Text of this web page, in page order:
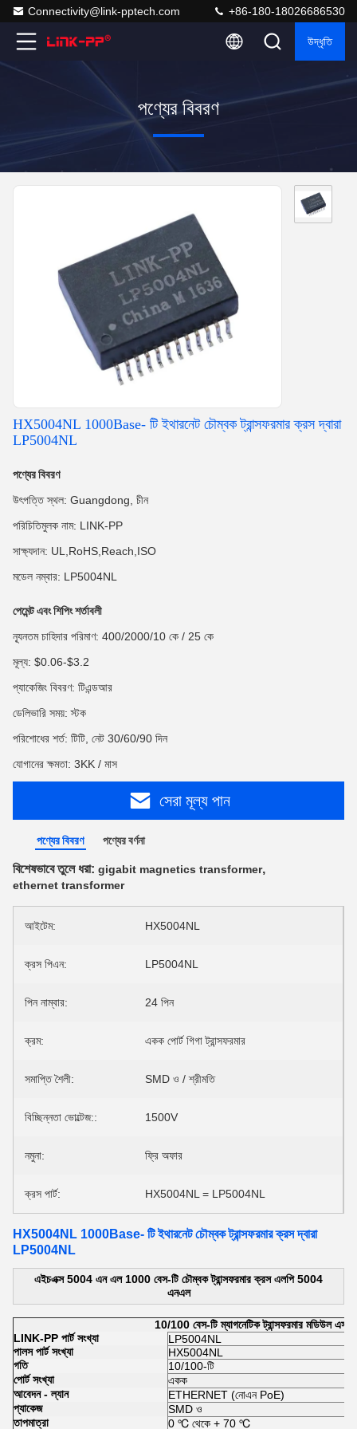
Connectivity@link-pptech.com +86-180-18026686530
উদ্ধৃতি
পণ্যের বিবরণ
HX5004NL 1000Base- টি ইথারনেট চৌম্বক ট্রান্সফরমার ক্রস দ্বারা
LP5004NL
পণ্যের বিবরণ
উৎপত্তি স্থল: Guangdong, চীন
পরিচিতিমুলক নাম: LINK-PP
সাক্ষ্যদান: UL,RoHS,Reach,ISO
মডেল নম্বার: LP5004NL
পেমেন্ট এবং শিপিং শর্তাবলী
ন্যূনতম চাহিদার পরিমাণ: 400/2000/10 কে / 25 কে
মূল্য: $0.06-$3.2
প্যাকেজিং বিবরণ: টিএন্ডআর
ডেলিভারি সময়: স্টক
পরিশোধের শর্ত: টিটি, নেট 30/60/90 দিন
যোগানের ক্ষমতা: 3KK / মাস
সেরা মূল্য পান
পণ্যের বিবরণ পণ্যের বর্ণনা
বিশেষভাবে তুলে ধরা: gigabit magnetics transformer,
ethernet transformer
আইটেম: HX5004NL
ক্রস পিএন: LP5004NL
পিন নাম্বার: 24 পিন
ক্রম: একক পোর্ট গিগা ট্রান্সফরমার
সমাপ্তি শৈলী: SMD ও / শ্রীমতি
বিচ্ছিন্নতা ভোল্টেজ:: 1500V
নমুনা: ফ্রি অফার
ক্রস পার্ট: HX5004NL = LP5004NL
HX5004NL 1000Base- টি ইথারনেট চৌম্বক ট্রান্সফরমার ক্রস দ্বারা
LP5004NL
এইচএক্স 5004 এন এল 1000 বেস-টি চৌম্বক ট্রান্সফরমার ক্রস এলপি 5004
এনএল
10/100 বেস-টি ম্যাগনেটিক ট্রান্সফরমার মডিউল
LINK-PP পার্ট সংখ্যা
LP5004NL
পালস পার্ট সংখ্যা
HX5004NL
গতি
10/100-টি
পোর্ট সংখ্যা
একক
আবেদন - ল্যান
ETHERNET (নোএন PoE)
প্যাকেজ
SMD ও
তাপমাত্রা
0 ℃ থেকে + 70 ℃